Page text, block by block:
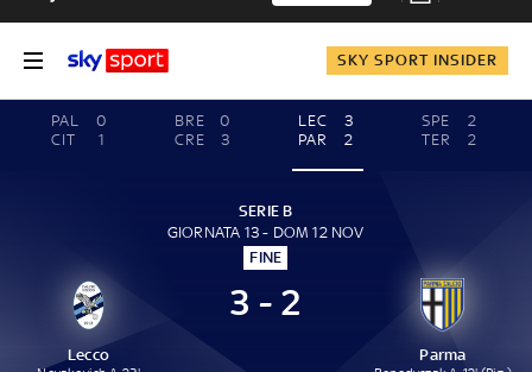
SKY SPORT INSIDER
PAL
0
CIT
1
BRE
0
CRE
3
LEC
3
PAR
2
SPE
2
TER
2
SERIE B
GIORNATA 13 - DOM 12 NOV
FINE
Lecco
3 - 2
Parma